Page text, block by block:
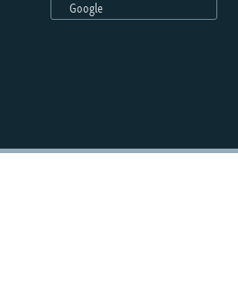
СИБИРЬ.РЕАЛИИ
Google